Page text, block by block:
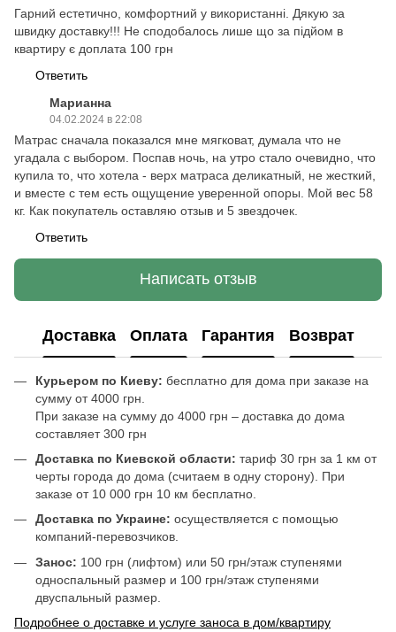
Гарний естетично, комфортний у використанні. Дякую за
швидку доставку!!! Не сподобалось лише що за підйом в
квартиру є доплата 100 грн
Ответить
Марианна
04.02.2024 в 22:08
Матрас сначала показался мне мягковат, думала что не
угадала с выбором. Поспав ночь, на утро стало очевидно, что
купила то, что хотела - верх матраса деликатный, не жесткий,
и вместе с тем есть ощущение уверенной опоры. Мой вес 58
кг. Как покупатель оставляю отзыв и 5 звездочек.
Ответить
Написать отзыв
Доставка Оплата Гарантия Возврат
Курьером по Киеву: бесплатно для дома при заказе на
сумму от 4000 грн.
При заказе на сумму до 4000 грн – доставка до дома
составляет 300 грн
Доставка по Киевской области: тариф 30 грн за 1 км от
черты города до дома (считаем в одну сторону). При
заказе от 10 000 грн 10 км бесплатно.
Доставка по Украине: осуществляется с помощью
компаний-перевозчиков.
Занос: 100 грн (лифтом) или 50 грн/этаж ступенями
односпальный размер и 100 грн/этаж ступенями
двуспальный размер.
Подробнее о доставке и услуге заноса в дом/квартиру